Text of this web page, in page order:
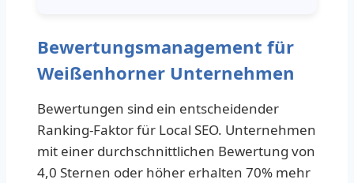
Bewertungsmanagement für
Weißenhorner Unternehmen
Bewertungen sind ein entscheidender
Ranking-Faktor für Local SEO. Unternehmen
mit einer durchschnittlichen Bewertung von
4,0 Sternen oder höher erhalten 70% mehr